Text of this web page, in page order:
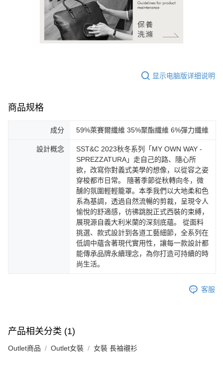
显示电脑版详细说明
商品规格
成分 59%萊賽爾纖維 35%聚酯纖維 6%彈力纖維
設計概念
SST&C 2023秋冬系列「MY OWN WAY -
SPREZZATURA」走自己的路、隨心所
欲，改寫你對義式美學的想像，以從容之姿
穿梭都市日常。 隨著季節從秋轉向冬，微
醺的氛圍輕輕籠罩。本季我們以大地柔和色
系為基調，透過自然流暢的剪裁，呈現令人
愉悅的舒適感，彷彿跳脫正式西裝的束縛，
展現源自義大利米蘭的深刻底蘊。 從面料
挑選、款式設計到各道工藝細節，全系列在
低調中蘊含著現代實用性，讓每一款設計都
能傳承品牌永續理念，為你打造可持續的時
尚生活。
客服
产品相关分类 (1)
Outlet商品 Outlet女裝 女裝 長袖襯衫